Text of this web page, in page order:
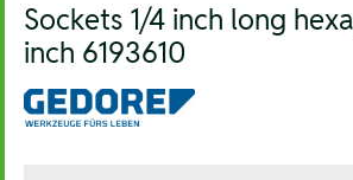
Sockets 1/4 inch long
inch 6193610